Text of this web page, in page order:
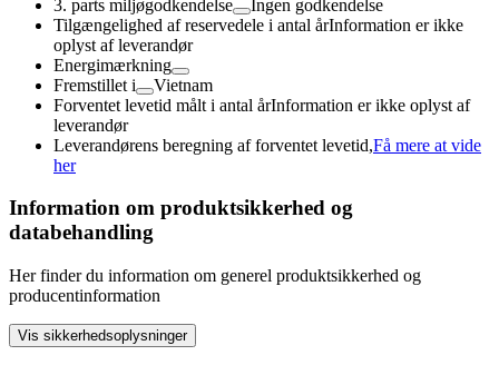
3. parts miljøgodkendelse
Ingen godkendelse
Tilgængelighed af reservedele i antal årInformation er ikke
oplyst af leverandør
Energimærkning
Fremstillet i
Vietnam
Forventet levetid målt i antal årInformation er ikke oplyst af
leverandør
Leverandørens beregning af forventet levetid,Få mere at vide
her
Information om produktsikkerhed og
databehandling
Her finder du information om generel produktsikkerhed og
producentinformation
Vis sikkerhedsoplysninger